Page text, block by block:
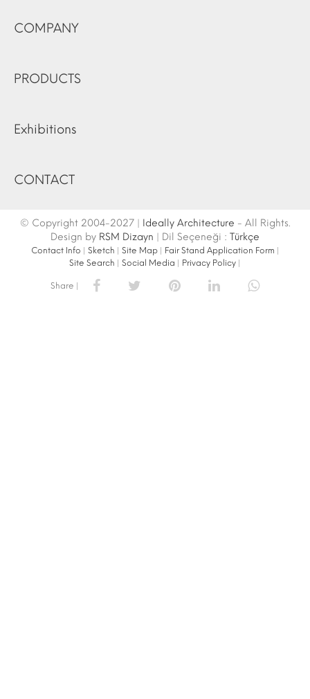
COMPANY
PRODUCTS
Exhibitions
CONTACT
© Copyright 2004-2027 | Ideally Architecture - All Rights.
Design by RSM Dizayn | Dil Seçeneği : Türkçe
Contact Info Sketch Site Map| Fair Stand Application Form
Site Search
Social Media Privacy Policy
Share |